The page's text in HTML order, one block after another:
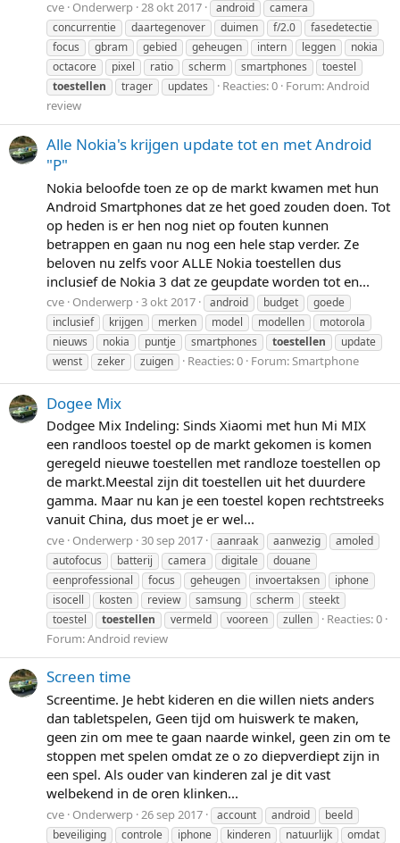
cve Onderwerp 28 okt 2017 android
camera
concurrentie
daartegenover duimen f/2.0
fasedetectie
focus
gbram gebied geheugen intern leggen
nokia
octacore
pixel ratio scherm smartphones
toestel
toestellen
trager updates Reacties: 0 Forum:Android
review
Alle Nokia's krijgen update tot en met Android
"P"
Nokia beloofde toen ze op de markt kwamen met hun
Android Smartphones dat ze het goed zouden doen. Tot
op heden is er hen nog niet op fouten kunnen
betrappen en gaan nu nog een hele stap verder. Ze
beloven nu zelfs voor ALLE Nokia toestellen dus
inclusief de Nokia 3 dat ze geupdate worden tot en...
cve Onderwerp 3 okt 2017 android budget
goede
inclusief
krijgen merken model modellen
motorola
nieuws
nokia puntje smartphones toestellen
update
wenst
zeker zuigen Reacties: 0 Forum:Smartphone
Dogee Mix
Dodgee Mix Indeling: Sinds Xiaomi met hun Mi MIX
een randloos toestel op de markt gekomen is komen
geregeld nieuwe toestellen met randloze toestellen op
de markt.Meestal zijn dit toestellen uit het duurdere
gamma. Maar nu kan je een toestel kopen rechtstreeks
vanuit China, dus moet je er wel...
cve Onderwerp 30 sep 2017 aanraak aanwezig
amoled
autofocus
batterij camera digitale
douane
eenprofessional
focus geheugen invoertaksen
iphone
isocell
kosten review samsung scherm
steekt
toestel
toestellen vermeld vooreen zullen
Reacties: 0
Forum:Android review
Screen time
Screentime. Je hebt kideren en die willen niets anders
dan tabletspelen, Geen tijd om huiswerk te maken,
geen zin om mee te gaan naarde winkel, geen zin om te
stoppen met spelen omdat ze o zo diepverdiept zijn in
een spel. Als ouder van kinderen zal je dit vast
welbekend in de oren klinken...
cve Onderwerp 26 sep 2017 account android
beeld
beveiliging
controle iphone kinderen natuurlijk
omdat